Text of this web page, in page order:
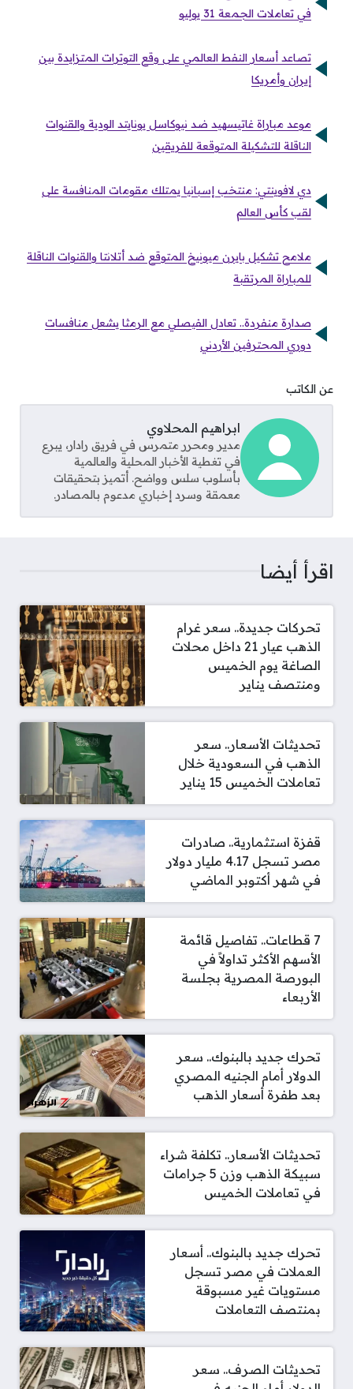
في تعاملات الجمعة 31 يوليو
تصاعد أسعار النفط العالمي على وقع التوترات المتزايدة بين
إيران وأمريكا
موعد مباراة غاتيسهيد ضد نيوكاسل يونايتد الودية والقنوات
الناقلة للتشكيلة المتوقعة للفريقين
دي لافوينتي: منتخب إسبانيا يمتلك مقومات المنافسة على
لقب كأس العالم
ملامح تشكيل بايرن ميونيخ المتوقع ضد أتلانتا والقنوات الناقلة
للمباراة المرتقبة
صدارة منفردة.. تعادل الفيصلي مع الرمثا يشعل منافسات
دوري المحترفين الأردني
عن الكاتب
ابراهيم المحلاوي
مدير ومحرر متمرس في فريق رادار، يبرع
في تغطية الأخبار المحلية والعالمية
بأسلوب سلس وواضح. أتميز بتحقيقات
معمقة وسرد إخباري مدعوم بالمصادر.
اقرأ أيضا
تحركات جديدة.. سعر غرام
الذهب عيار 21 داخل محلات
الصاغة يوم الخميس
ومنتصف يناير
تحديثات الأسعار.. سعر
الذهب في السعودية خلال
تعاملات الخميس 15 يناير
قفزة استثمارية.. صادرات
مصر تسجل 4.17 مليار دولار
في شهر أكتوبر الماضي
7 قطاعات.. تفاصيل قائمة
الأسهم الأكثر تداولاً في
البورصة المصرية بجلسة
الأربعاء
تحرك جديد بالبنوك.. سعر
الدولار أمام الجنيه المصري
بعد طفرة أسعار الذهب
تحديثات الأسعار.. تكلفة شراء
سبيكة الذهب وزن 5 جرامات
في تعاملات الخميس
تحرك جديد بالبنوك.. أسعار
العملات في مصر تسجل
مستويات غير مسبوقة
بمنتصف التعاملات
تحديثات الصرف.. سعر